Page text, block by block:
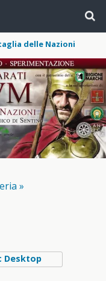
delle Nazioni
»
Desktop